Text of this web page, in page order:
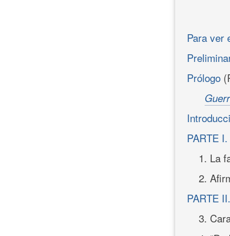
Para ver
Prólogo
PARTE
1. La
2.
PARTE
3.